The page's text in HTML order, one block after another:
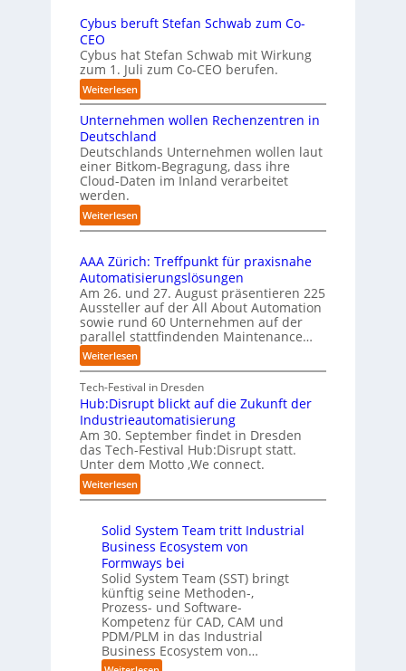
e
u
n
v
i
l
e
A
b
l
d
u
n
g
s
t
e
l
l
e
n
b
i
b
e
n
u
n
b
e
s
u
d
i
e
I
p
l
e
m
e
n
t
i
r
u
n
g
a
n
“
-
o
m
m
i
s
i
o
n
t
a
t
e
t
B
i
e
t
e
r
v
e
r
f
a
h
r
e
f
ü
r
d
e
n
G
i
g
Cybus beruft Stefan Schwab zum Co-
CEO
Cybus hat Stefan Schwab mit Wirkung
zum 1. Juli zum Co-CEO berufen.
Weiterlesen:
C
y
b
u
s
b
r
u
t
S
t
e
f
a
n
S
h
w
a
b
z
u
m
C
-
C
E
O
Unternehmen wollen Rechenzentren in
Deutschland
Deutschlands Unternehmen wollen laut
einer Bitkom-Begragung, dass ihre
Cloud-Daten im Inland verarbeitet
werden.
Weiterlesen:
U
t
e
r
n
e
h
m
e
n
w
o
l
e
n
R
h
e
n
z
e
n
t
r
e
AAA Zürich: Treffpunkt für praxisnahe
Automatisierungslösungen
Am 26. und 27. August präsentieren 225
Aussteller auf der All About Automation
sowie rund 60 Unternehmen auf der
parallel stattfindenden Maintenance…
Weiterlesen:
A
A
A
Z
ü
r
i
c
h
T
r
e
f
f
p
u
n
k
t
Tech-Festival in Dresden
Hub:Disrupt blickt auf die Zukunft der
Industrieautomatisierung
Am 30. September findet in Dresden
das Tech-Festival Hub:Disrupt statt.
Unter dem Motto ‚We connect.
Weiterlesen:
H
b
:
D
i
s
r
u
p
t
b
Solid System Team tritt Industrial
Business Ecosystem von
Formways bei
Solid System Team (SST) bringt
künftig seine Methoden-,
Prozess- und Software-
Kompetenz für CAD, CAM und
PDM/PLM in das Industrial
Business Ecosystem von…